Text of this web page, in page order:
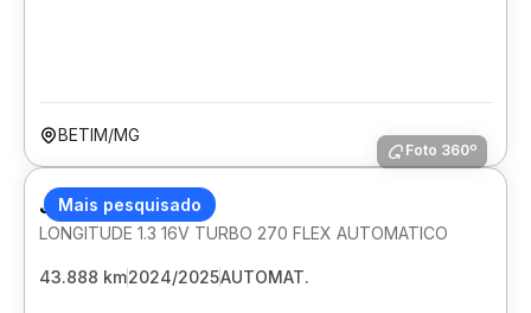
BETIM/MG
Mais pesquisado
Foto 360º
JEEP COMPASS
LONGITUDE 1.3 16V TURBO 270 FLEX AUTOMATICO
43.888 km2024/2025AUTOMAT.